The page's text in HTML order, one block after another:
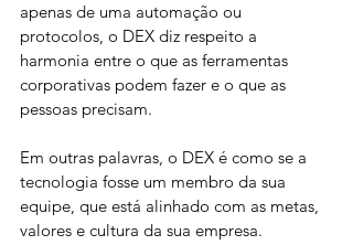
apenas de uma automação ou
protocolos, o DEX diz respeito a
harmonia entre o que as ferramentas
corporativas podem fazer e o que as
pessoas precisam.
Em outras palavras, o DEX é como se a
tecnologia fosse um membro da sua
equipe, que está alinhado com as metas,
valores e cultura da sua empresa.